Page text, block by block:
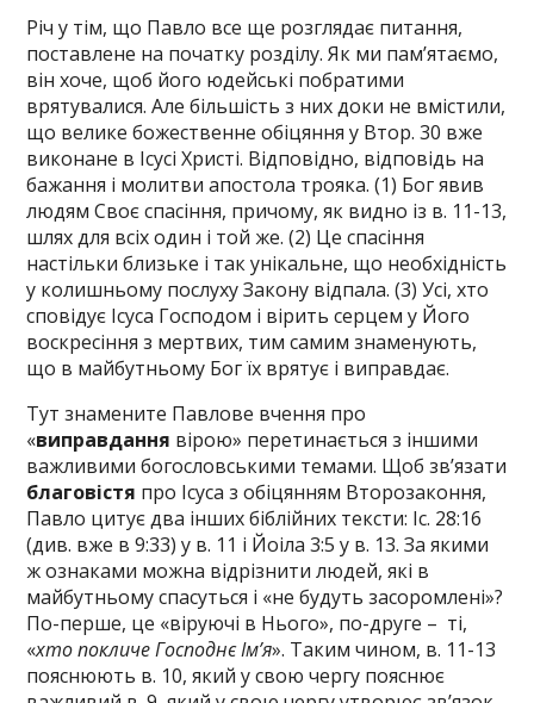
Річ у тім, що Павло все ще розглядає питання,
поставлене на початку розділу. Як ми пам’ятаємо,
він хоче, щоб його юдейські побратими
врятувалися. Але більшість з них доки не вмістили,
що велике божественне обіцяння у Втор. 30 вже
виконане в Ісусі Христі. Відповідно, відповідь на
бажання і молитви апостола трояка. (1) Бог явив
людям Своє спасіння, причому, як видно із в. 11-13,
шлях для всіх один і той же. (2) Це спасіння
настільки близьке і так унікальне, що необхідність
у колишньому послуху Закону відпала. (3) Усі, хто
сповідує Ісуса Господом і вірить серцем у Його
воскресіння з мертвих, тим самим знаменують,
що в майбутньому Бог їх врятує і виправдає.
Тут знамените Павлове вчення про
«виправдання вірою» перетинається з іншими
важливими богословськими темами. Щоб зв’язати
благовістя про Ісуса з обіцянням Второзаконня,
Павло цитує два інших біблійних тексти: Іс. 28:16
(див. вже в 9:33) у в. 11 і Йоіла 3:5 у в. 13. За якими
ж ознаками можна відрізнити людей, які в
майбутньому спасуться і «не будуть засоромлені»?
По-перше, це «віруючі в Нього», по-друге – ті,
«хто покличе Господнє Ім’я». Таким чином, в. 11-13
пояснюють в. 10, який у свою чергу пояснює